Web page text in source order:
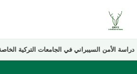
السيبراني في الجامعات التركية الخاصة